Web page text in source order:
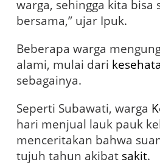
warga, sehingga kita bisa
bersama,” ujar Ipuk.
Beberapa warga
alami, mulai dari
sebagainya.
Seperti Subawati, warga
hari menjual lauk pauk
menceritakan bahwa
tujuh tahun akibat sakit.